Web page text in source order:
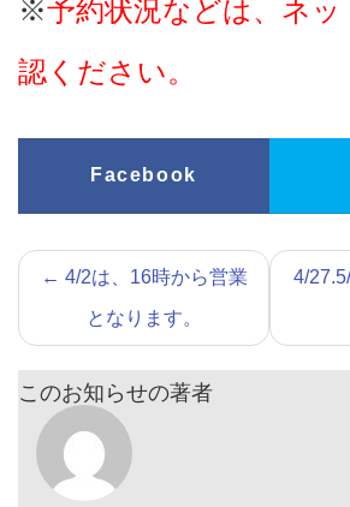
※予約状況などは、ネ
認ください。
Facebook
← 4/2は、16時から営業
となります。
4/
このお知らせの著者